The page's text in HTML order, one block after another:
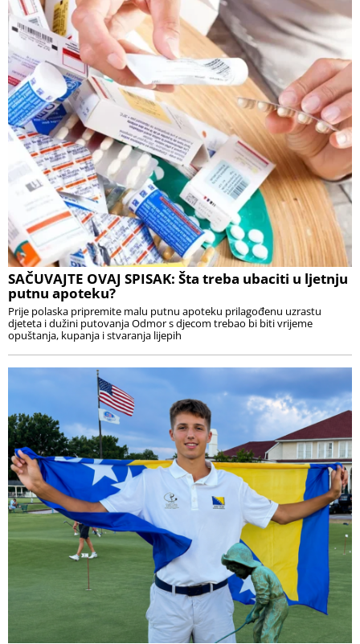
SAČUVAJTE OVAJ SPISAK: Šta treba ubaciti u ljetnju
putnu apoteku?
Prije polaska pripremite malu putnu apoteku prilagođenu uzrastu
djeteta i dužini putovanja Odmor s djecom trebao bi biti vrijeme
opuštanja, kupanja i stvaranja lijepih